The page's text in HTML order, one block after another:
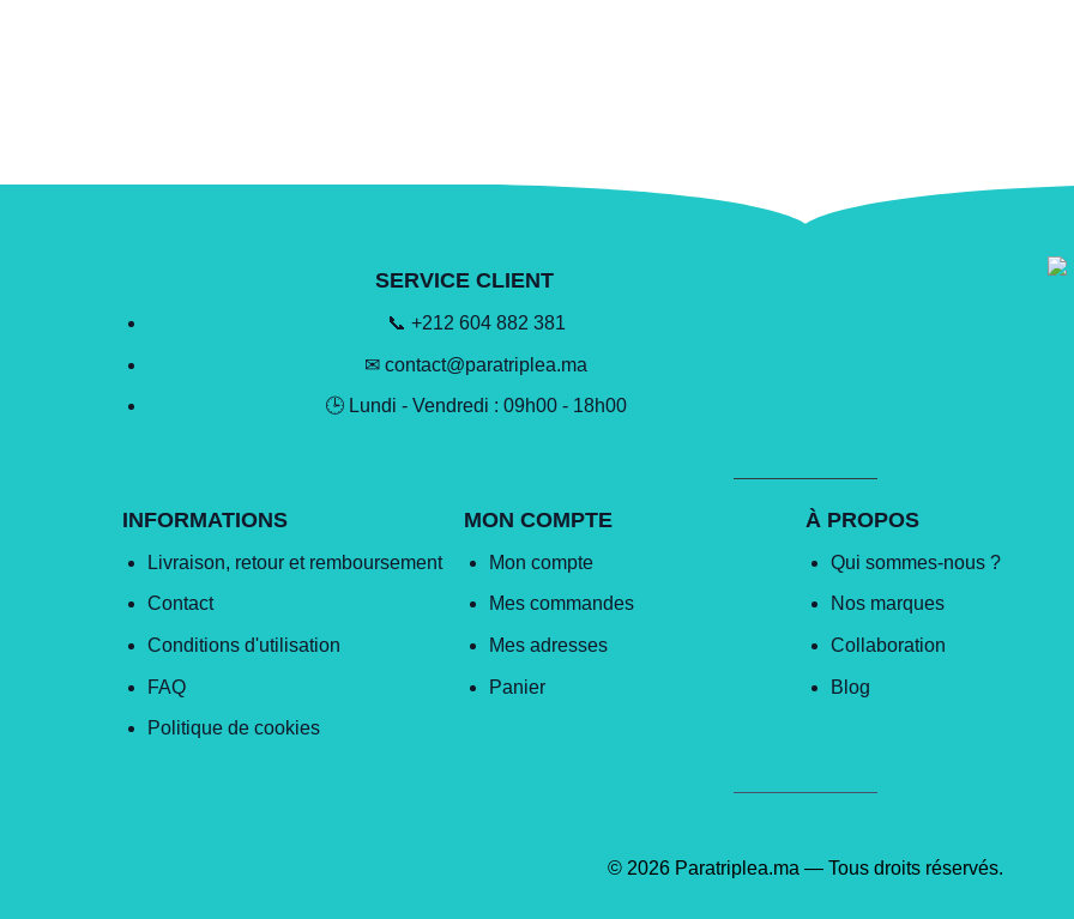
SERVICE CLIENT
📞 +212 604 882 381
✉ contact@paratriplea.ma
🕒 Lundi - Vendredi : 09h00 - 18h00
INFORMATIONS
Livraison, retour et remboursement
Contact
Conditions d'utilisation
FAQ
Politique de cookies
MON COMPTE
Mon compte
Mes commandes
Mes adresses
Panier
À PROPOS
Qui sommes-nous ?
Nos marques
Collaboration
Blog
© 2026 Paratriplea.ma — Tous droits réservés.